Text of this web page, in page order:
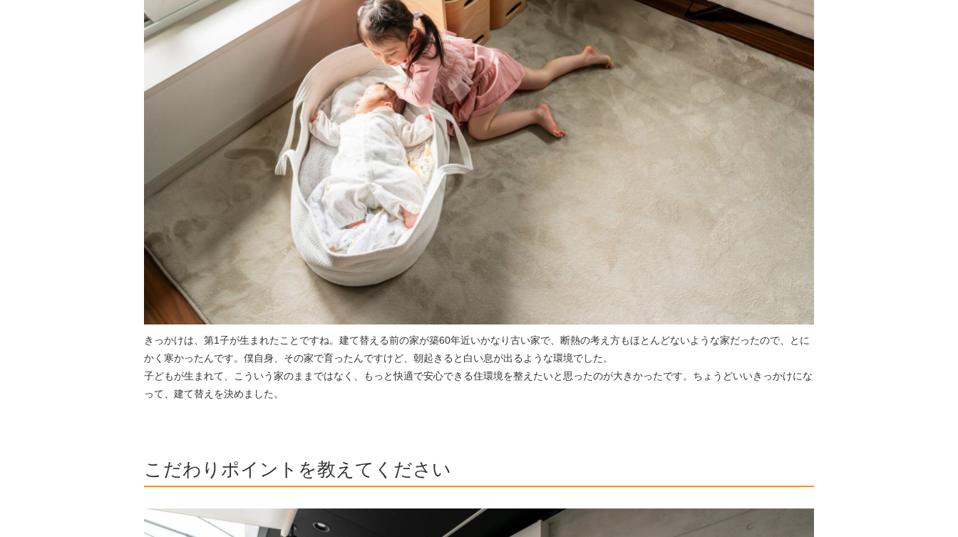
きっかけは、第1子が生まれたことですね。建て替える前の家が築60年近いかなり古い家で、断熱の考え方もほとんどないような家だったので、とに
かく寒かったんです。僕自身、その家で育ったんですけど、朝起きると白い息が出るような環境でした。
子どもが生まれて、こういう家のままではなく、もっと快適で安心できる住環境を整えたいと思ったのが大きかったです。ちょうどいいきっかけにな
って、建て替えを決めました。
こだわりポイントを教えてください